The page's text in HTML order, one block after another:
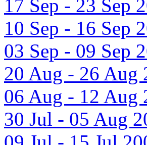
17 Sep - 23 Sep
10 Sep - 16 Sep
03 Sep - 09 Sep
20 Aug - 26 Aug
06 Aug - 12 Aug
30 Jul - 05 Aug